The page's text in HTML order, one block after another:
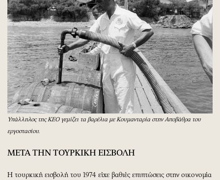
Υπάλληλος της ΚΕΟ γεμίζει τα βαρέλια με Κουμανταρία στην Αποβάθρα του
εργοστασίου.
ΜΕΤΑ ΤΗΝ ΤΟΥΡΚΙΚΗ ΕΙΣΒΟΛΗ
Η τουρκική εισβολή του 1974 είχε βαθιές επιπτώσεις στην οικονομία